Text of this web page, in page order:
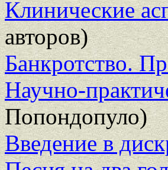
Клинические
авторов)
Банкротство.
Научно-
Попондопуло)
Введение в